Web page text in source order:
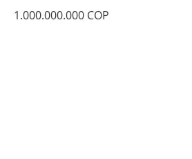
1.000.000.000 COP